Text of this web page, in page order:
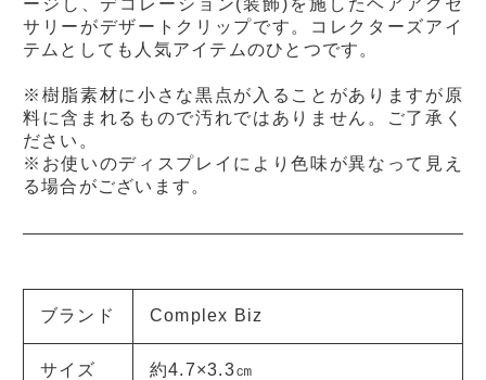
サリーがデザートクリップです。コレクターズアイ
テムとしても人気アイテムのひとつです。
※樹脂素材に小さな黒点が入ることがありますが原
料に含まれるもので汚れではありません。ご了承く
ださい。
※お使いのディスプレイにより色味が異なって見え
る場合がございます。
ブランド Complex Biz
サイズ 約4.7×3.3㎝